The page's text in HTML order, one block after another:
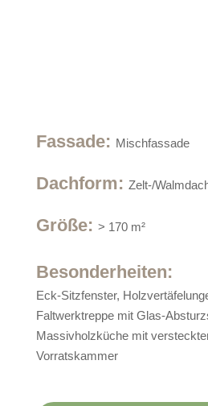
Fassade: Mischfassade
Dachform: Zelt-/
Größe: > 170 m²
Besonderheiten:
Eck-Sitzfenster,
Faltwerktreppe mit Glas-
Massivholzküche mit
Vorratskammer